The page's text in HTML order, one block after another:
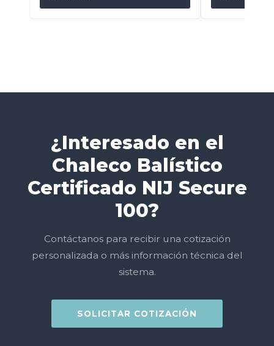
¿Interesado en el
Chaleco Balístico
Certificado NIJ Secure
100?
Contáctanos para recibir una cotización
personalizada o más información técnica del
sistema.
SOLICITAR COTIZACIÓN